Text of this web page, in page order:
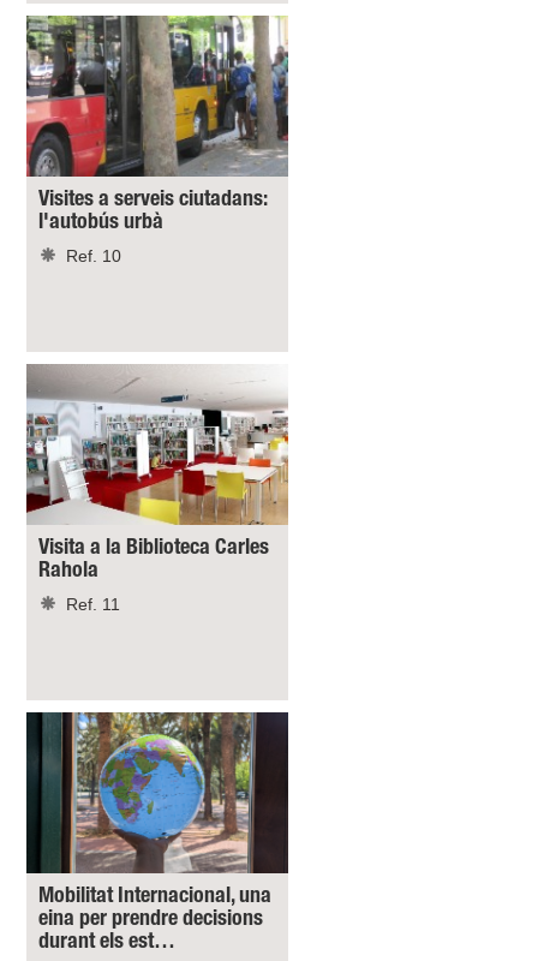
Visites a serveis ciutadans:
l'autobús urbà
Ref. 10
Visita a la Biblioteca Carles
Rahola
Ref. 11
Mobilitat Internacional, una
eina per prendre decisions
durant els est…